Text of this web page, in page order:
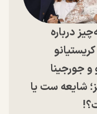
درباره
و جورجینا
شایعه ست یا